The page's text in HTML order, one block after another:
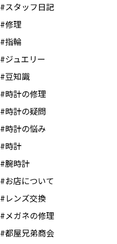
#スタッフ日記
#修理
#指輪
#ジュエリー
#豆知識
#時計の修理
#時計の疑問
#時計の悩み
#時計
#腕時計
#お店について
#レンズ交換
#メガネの修理
#都屋兄弟商会